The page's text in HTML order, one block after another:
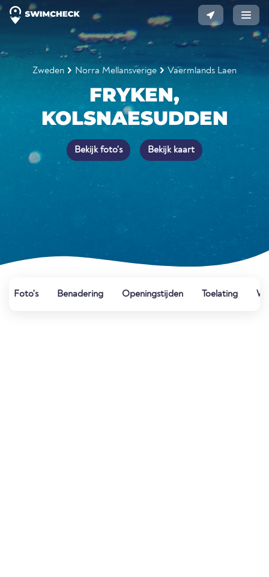
Zweden Norra Mellansverige Vaermlands Laen
FRYKEN,
KOLSNAESUDDEN
Bekijk foto's Bekijk kaart
Foto's Benadering Openingstijden Toelating